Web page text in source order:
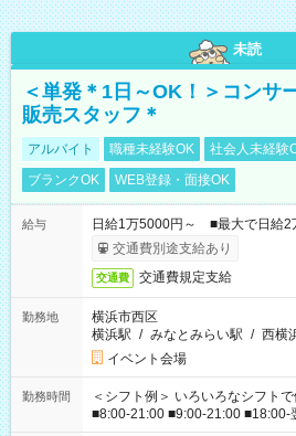
未読
＜単発＊1日～OK！＞コンサ
販売スタッフ＊
アルバイト 職種未経験OK 社会人未経験
ブランクOK
WEB登録・面接OK
給与
日給1万5000円～ ■最大で日給2
交通費別途支給あり
交通費 交通費規定支給
勤務地
横浜市西区
横浜駅 / みなとみらい駅 / 西横
イベント会場
勤務時間
＜シフト例＞ いろいろなシフト
■8:00-21:00 ■9:00-21:00